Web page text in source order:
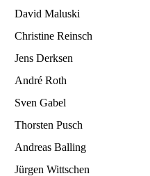
David Maluski
Christine Reinsch
Jens Derksen
André Roth
Sven Gabel
Thorsten Pusch
Andreas Balling
Jürgen Wittschen